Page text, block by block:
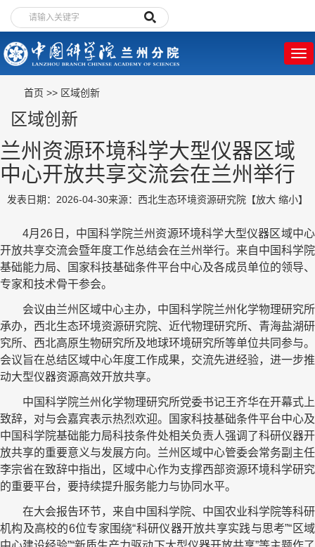
首页 >> 区域创新
区域创新
兰州资源环境科学大型仪器区域
中心开放共享交流会在兰州举行
发表日期：2026-04-30来源：西北生态环境资源研究院 【放大 缩小】
4月26日，中国科学院兰州资源环境科学大型仪器区域中心
开放共享交流会暨年度工作总结会在兰州举行。来自中国科学院
基础能力局、国家科技基础条件平台中心及各成员单位的领导、
专家和技术骨干参会。
会议由兰州区域中心主办，中国科学院兰州化学物理研究所
承办，西北生态环境资源研究院、近代物理研究所、青海盐湖研
究所、西北高原生物研究所及地球环境研究所等单位共同参与。
会议旨在总结区域中心年度工作成果，交流先进经验，进一步推
动大型仪器资源高效开放共享。
中国科学院兰州化学物理研究所党委书记王齐华在开幕式上
致辞，对与会嘉宾表示热烈欢迎。国家科技基础条件平台中心及
中国科学院基础能力局科技条件处相关负责人强调了科研仪器开
放共享的重要意义与发展方向。兰州区域中心管委会常务副主任
李宗省在致辞中指出，区域中心作为支撑西部资源环境科学研究
的重要平台，要持续提升服务能力与协同水平。
在大会报告环节，来自中国科学院、中国农业科学院等科研
机构及高校的6位专家围绕“科研仪器开放共享实践与思考”“区域